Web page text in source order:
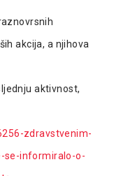
akcija, a njihova
aktivnost,
zdravstvenim-
se-informiralo-o-